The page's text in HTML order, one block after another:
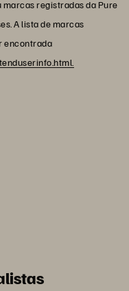
registradas da Pure
A lista de marcas
encontrada